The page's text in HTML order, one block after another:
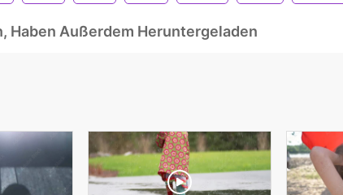
Haben Außerdem Heruntergeladen